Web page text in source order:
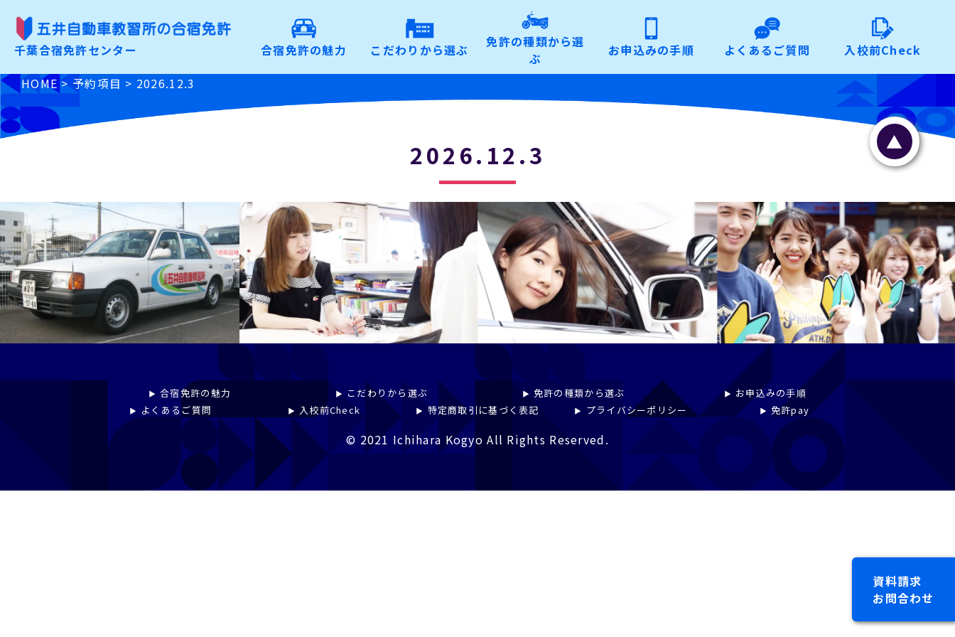
千葉合宿免許センター 合宿免許の魅力 こだわりから選ぶ
免許の種類から選
ぶ
お申込みの手順 よくあるご質問 入校前Check
合宿免許の魅力
こだわりから選ぶ
免許の種類から選ぶ
よくあるご質問
入校前Check
資料請求・お問合わせ
お申込み
特定商取引に基づく表記
プライバシーポリシー
免許pay
HOME >予約項目 > 2026.12.3
資料請求
お問合わせ
2026.12.3 ▲
合宿免許の魅力 こだわりから選ぶ 免許の種類から選ぶ
お申込みの手順
よくあるご質問
入校前Check 特定商取引に基づく表記 プライバシーポリシー 免許pay
© 2021 Ichihara Kogyo All Rights Reserved.